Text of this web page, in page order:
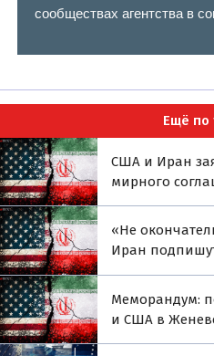
сообществах агентства в
Ещё по
США и Иран
мирного
«Не
Иран
Меморандум:
и США в